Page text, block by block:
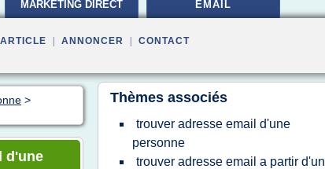
MARKETING DIRECT EMAIL
ANNONCER CONTACT
>
d'une
Thèmes associés
trouver adresse email d'une
personne
trouver adresse email a partir d'un